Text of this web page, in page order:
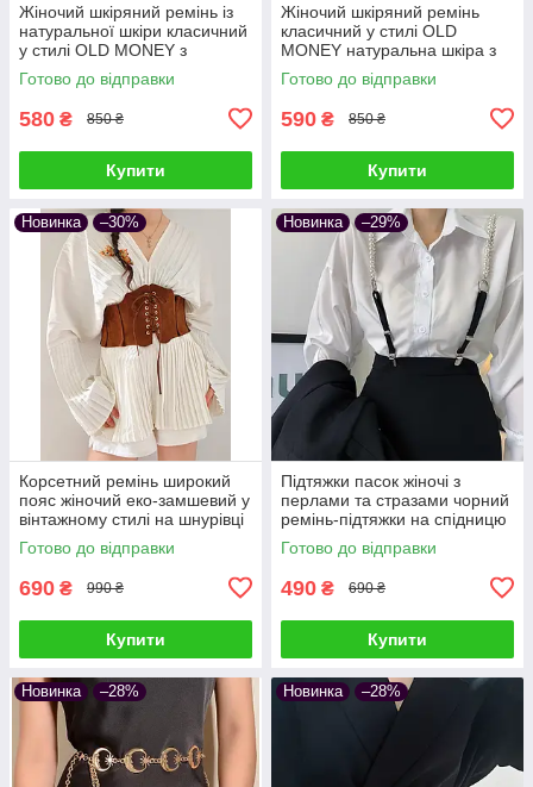
Жіночий шкіряний ремінь із
натуральної шкіри класичний
у стилі OLD MONEY з
матовою золотою пряжкою
підкова мінімалістичний
Готово до відправки
580 ₴ 850 ₴
Купити
Жіночий шкіряний ремінь
класичний у стилі OLD
MONEY натуральна шкіра з
золотою пряжкою
мінімалістичний коричневий
Готово до відправки
590 ₴ 850 ₴
Купити
Новинка –30%
Корсетний ремінь широкий
пояс жіночий еко-замшевий у
вінтажному стилі на шнурівці
S
Готово до відправки
690 ₴ 990 ₴
Купити
Новинка –29%
Підтяжки пасок жіночі з
перлами та стразами чорний
ремінь-підтяжки на спідницю
шорти штани
Готово до відправки
490 ₴ 690 ₴
Купити
Новинка –28% Новинка –28%